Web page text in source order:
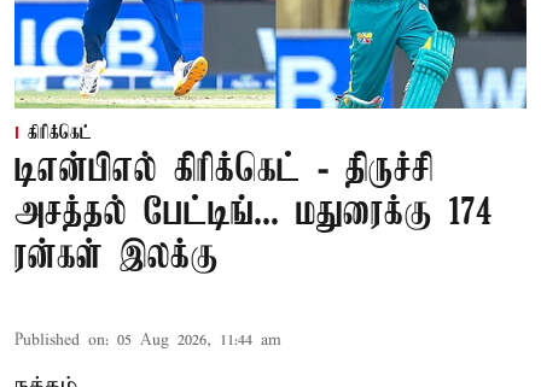
கிரிக்கெட்
டிஎன்பிஎல் கிரிக்கெட் - திருச்சி
அசத்தல் பேட்டிங்... மதுரைக்கு 174
ரன்கள் இலக்கு
Published on: 05 Aug 2026, 11:44 am